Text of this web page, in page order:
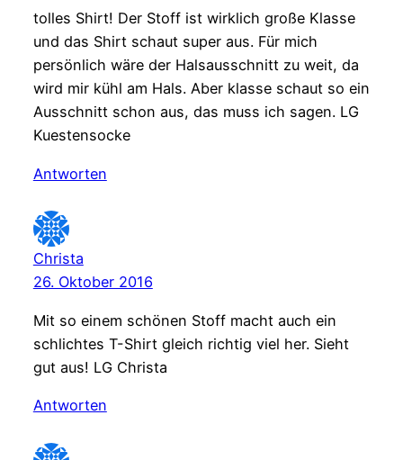
tolles Shirt! Der Stoff ist wirklich große Klasse
und das Shirt schaut super aus. Für mich
persönlich wäre der Halsausschnitt zu weit, da
wird mir kühl am Hals. Aber klasse schaut so ein
Ausschnitt schon aus, das muss ich sagen. LG
Kuestensocke
Antworten
Christa
26. Oktober 2016
Mit so einem schönen Stoff macht auch ein
schlichtes T-Shirt gleich richtig viel her. Sieht
gut aus! LG Christa
Antworten